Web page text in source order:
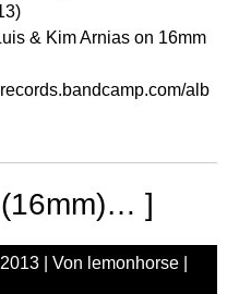
& Kim Arnias on 16mm
alb
]
| Von lemonhorse